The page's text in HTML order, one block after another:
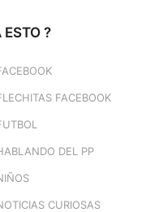
ESTO ?
FACEBOOK
DEL PP
CURIOSAS